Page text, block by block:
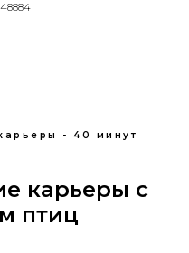
- 40 минут
карьеры с
птиц